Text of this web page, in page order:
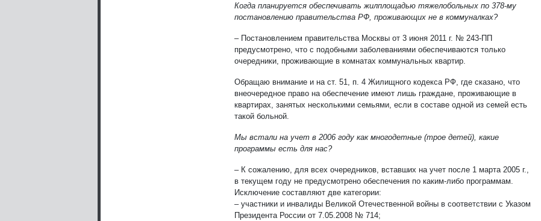
Когда планируется обеспечивать жилплощадью тяжелобольных по 378-му
постановлению правительства РФ, проживающих не в коммуналках?
– Постановлением правительства Москвы от 3 июня 2011 г. № 243-ПП
предусмотрено, что с подобными заболеваниями обеспечиваются только
очередники, проживающие в комнатах коммунальных квартир.
Обращаю внимание и на ст. 51, п. 4 Жилищного кодекса РФ, где сказано, что
внеочередное право на обеспечение имеют лишь граждане, проживающие в
квартирах, занятых несколькими семьями, если в составе одной из семей есть
такой больной.
Мы встали на учет в 2006 году как многодетные (трое детей), какие
программы есть для нас?
– К сожалению, для всех очередников, вставших на учет после 1 марта 2005 г.,
в текущем году не предусмотрено обеспечения по каким-либо программам.
Исключение составляют две категории:
– участники и инвалиды Великой Отечественной войны в соответствии с Указом
Президента России от 7.05.2008 № 714;